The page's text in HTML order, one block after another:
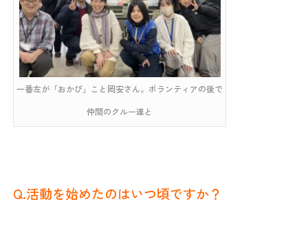
一番左が「おかぴ」こと岡安さん。ボランティアの後で
仲間のクルー達と
Q.活動を始めたのはいつ頃ですか？